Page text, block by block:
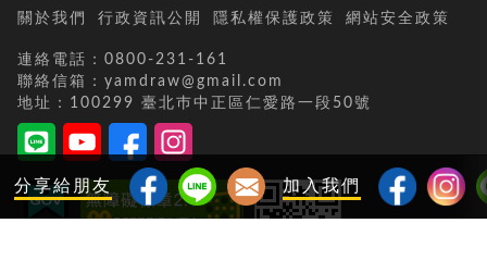
分享給朋友 加入我們
關於我們 行政資訊公開 隱私權保護政策 網站安全政策
連絡電話：0800-231-161
聯絡信箱：yamdraw@gmail.com
地址：100299 臺北巿中正區仁愛路一段50號